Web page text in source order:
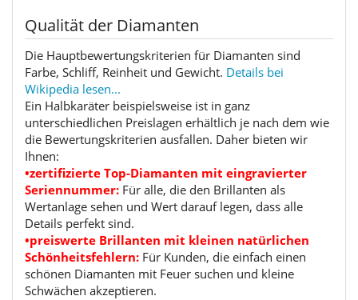
Qualität der Diamanten
Die Hauptbewertungskriterien für Diamanten sind
Farbe, Schliff, Reinheit und Gewicht. Details bei
Wikipedia lesen...
Ein Halbkaräter beispielsweise ist in ganz
unterschiedlichen Preislagen erhältlich je nach dem wie
die Bewertungskriterien ausfallen. Daher bieten wir
Ihnen:
•zertifizierte Top-Diamanten mit eingravierter
Seriennummer: Für alle, die den Brillanten als
Wertanlage sehen und Wert darauf legen, dass alle
Details perfekt sind.
•preiswerte Brillanten mit kleinen natürlichen
Schönheitsfehlern: Für Kunden, die einfach einen
schönen Diamanten mit Feuer suchen und kleine
Schwächen akzeptieren.